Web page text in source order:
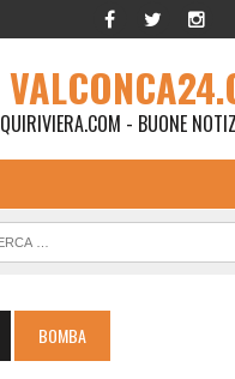
QUIRIVIERA.COM - BUONE
BOMBA